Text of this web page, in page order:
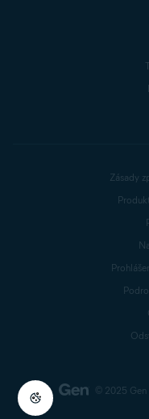
© 2025 Gen
Zásady